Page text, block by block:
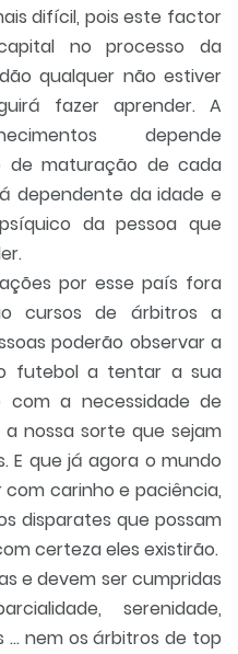
difícil, pois este factor
no processo da
qualquer não estiver
fazer aprender. A
depende
de maturação de cada
dependente da idade e
da pessoa que
por esse país fora
cursos de árbitros a
poderão observar a
futebol a tentar a sua
a necessidade de
nossa sorte que sejam
E que já agora o mundo
carinho e paciência,
disparates que possam
certeza eles existirão.
e devem ser cumpridas
serenidade,
… nem os árbitros de top